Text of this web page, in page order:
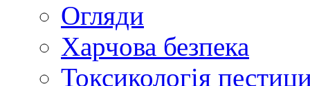
Огляди
Харчова безпека
Токсикологія